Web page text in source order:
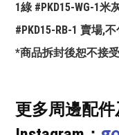
1綠 #PKD15-WG-1米
#PKD15-RB-1 賣場,
*商品拆封後恕不接受
更多周邊配